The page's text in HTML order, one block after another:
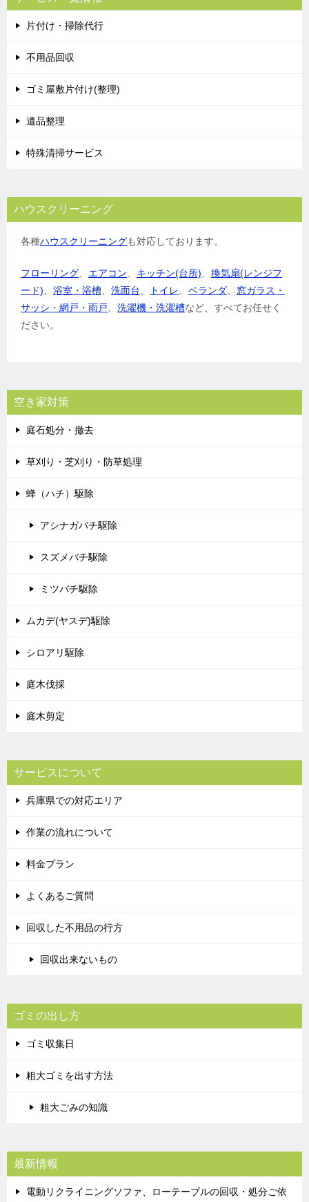
片付け・掃除代行
不用品回収
ゴミ屋敷片付け(整理)
遺品整理
特殊清掃サービス
ハウスクリーニング
各種ハウスクリーニングも対応しております。
フローリング エアコン キッチン(台所)
換気扇(レンジフ
ード)
浴室・浴槽 洗面台 トイレ ベランダ
窓ガラス・
サッシ・網戸・雨戸
洗濯機・洗濯槽など、すべてお任せく
ださい。
空き家対策
庭石処分・撤去
草刈り・芝刈り・防草処理
蜂（ハチ）駆除
アシナガバチ駆除
スズメバチ駆除
ミツバチ駆除
ムカデ(ヤスデ)駆除
シロアリ駆除
庭木伐採
庭木剪定
サービスについて
兵庫県での対応エリア
作業の流れについて
料金プラン
よくあるご質問
回収した不用品の行方
回収出来ないもの
ゴミの出し方
ゴミ収集日
粗大ゴミを出す方法
粗大ごみの知識
最新情報
電動リクライニングソファ、ローテーブルの回収・処分ご依